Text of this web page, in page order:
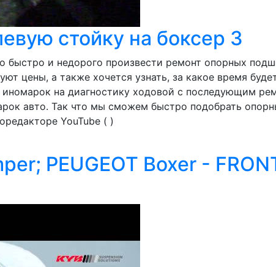
стойку на боксер 3
и недорого произвести ремонт опорных
цены, а также хочется узнать, за какое время
иномарок на диагностику ходовой с последующим
авто. Так что мы сможем быстро подобрать
YouTube ( )
PEUGEOT Boxer -